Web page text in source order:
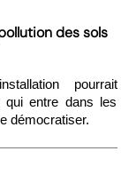
des sols
pourrait
qui entre dans les
démocratiser.